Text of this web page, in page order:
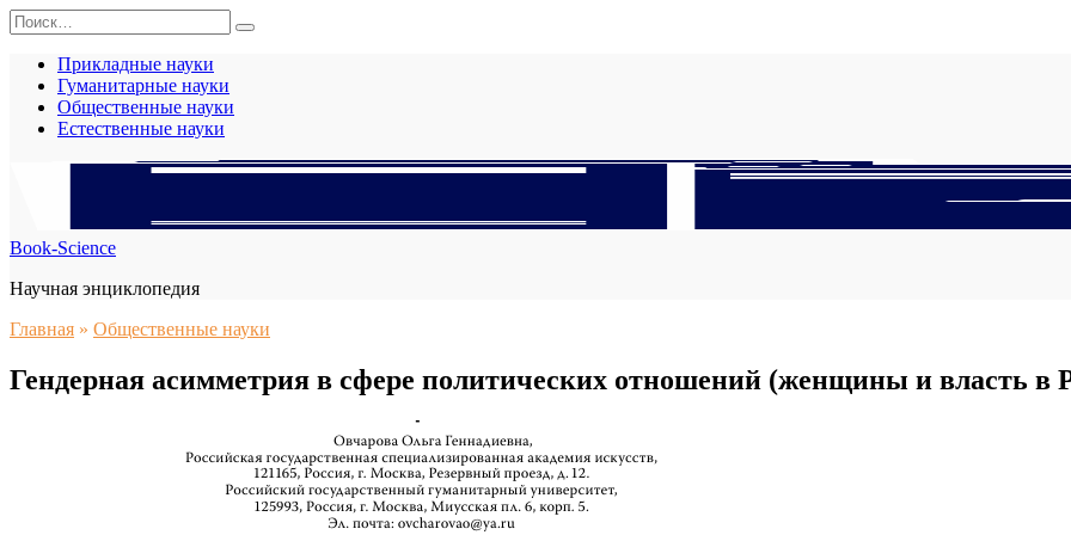
Перейти
к
содержанию
Search
for:
Прикладные науки
Гуманитарные науки
Общественные науки
Естественные науки
Book-Science
Научная энциклопедия
Главная » Общественные науки
Гендерная асимметрия в сфере политических отношений (женщины и власть в